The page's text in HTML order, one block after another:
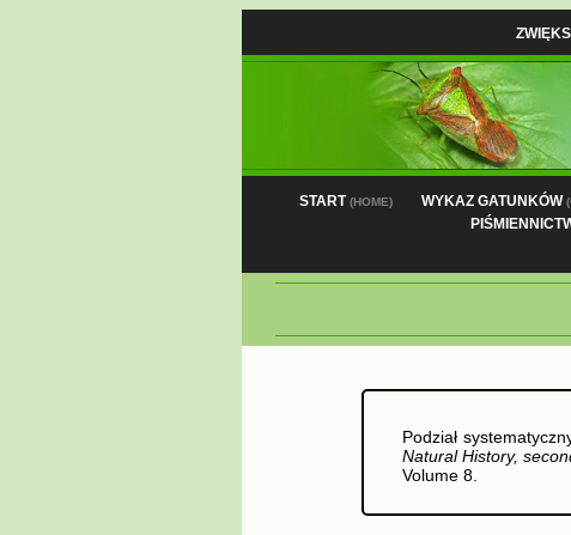
START(HOME) WYKAZ GATUNKÓW
Podział
Natural History,
Volume 8.